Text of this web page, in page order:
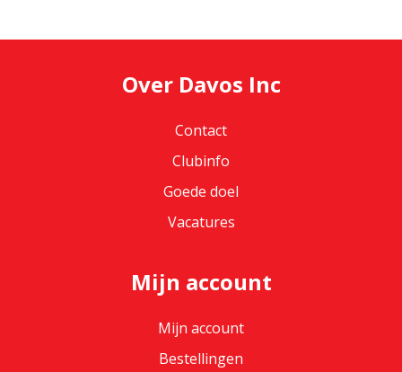
Over Davos Inc
Contact
Clubinfo
Goede doel
Vacatures
Mijn account
Mijn account
Bestellingen